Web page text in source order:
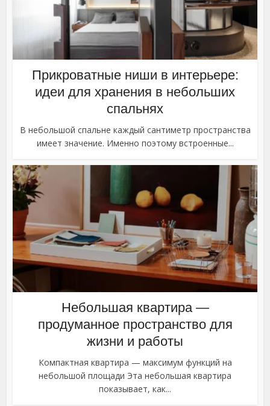
Прикроватные ниши в интерьере:
идеи для хранения в небольших
спальнях
В небольшой спальне каждый сантиметр пространства
имеет значение. Именно поэтому встроенные...
Небольшая квартира —
продуманное пространство для
жизни и работы
Компактная квартира — максимум функций на
небольшой площади Эта небольшая квартира
показывает, как...